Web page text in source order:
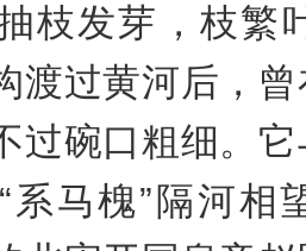
枝发芽，枝繁
渡过黄河后，
过碗口粗细。
系马槐”隔河